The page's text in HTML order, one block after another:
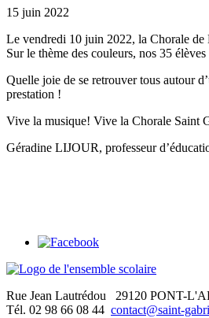
15 juin 2022
Le vendredi 10 juin 2022, la Chorale de
Sur le thème des couleurs, nos 35
Quelle joie de se retrouver tous autour
prestation !
Vive la musique! Vive la Chorale Saint
Géradine LIJOUR, professeur
Rue Jean Lautrédou
29120 PONT-
Tél. 02 98 66 08 44 contact@saint-